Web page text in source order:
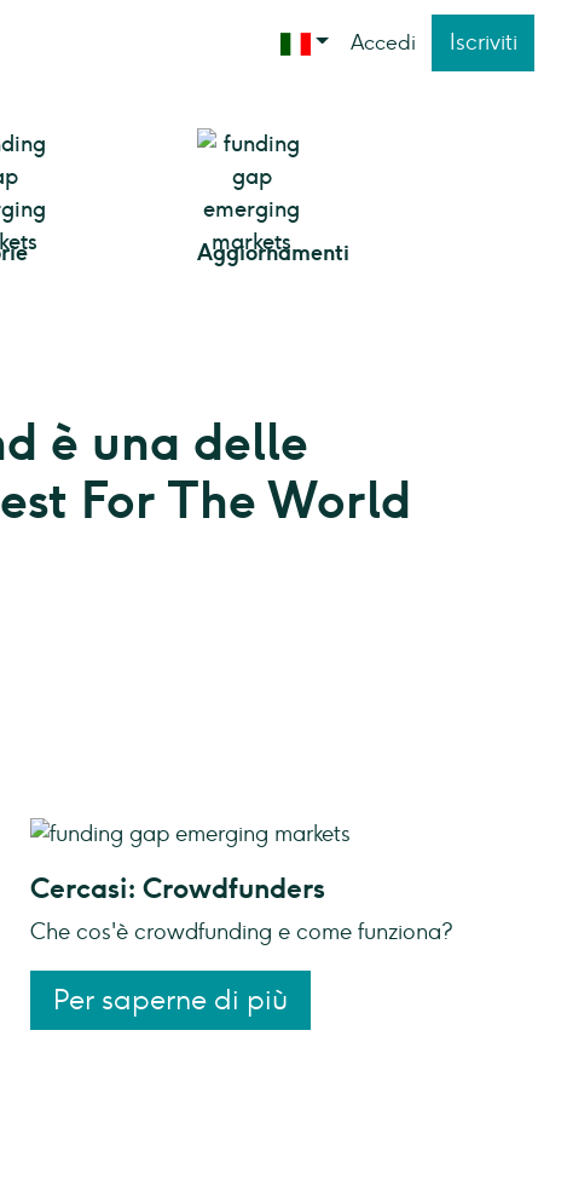
Accedi Iscriviti
Aggiornamenti
è una delle
For The World
Cercasi: Crowdfunders
Che cos'è crowdfunding e come funziona?
Per saperne di più